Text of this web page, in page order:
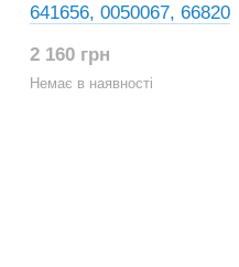
641656, 0050067, 66820
2 160 грн
Немає в наявності